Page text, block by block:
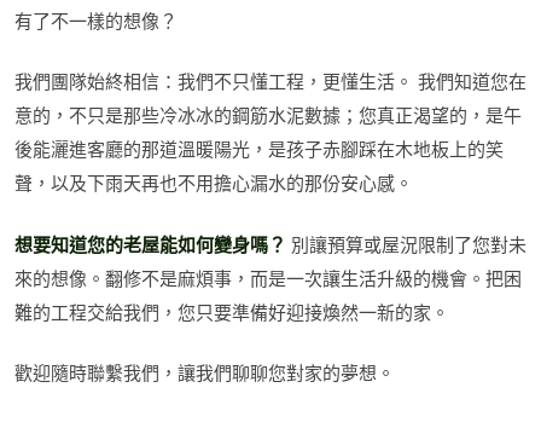
有了不一樣的想像？
我們團隊始終相信：我們不只懂工程，更懂生活。 我們知道您在
意的，不只是那些冷冰冰的鋼筋水泥數據；您真正渴望的，是午
後能灑進客廳的那道溫暖陽光，是孩子赤腳踩在木地板上的笑
聲，以及下雨天再也不用擔心漏水的那份安心感。
想要知道您的老屋能如何變身嗎？ 別讓預算或屋況限制了您對未
來的想像。翻修不是麻煩事，而是一次讓生活升級的機會。把困
難的工程交給我們，您只要準備好迎接煥然一新的家。
歡迎隨時聯繫我們，讓我們聊聊您對家的夢想。